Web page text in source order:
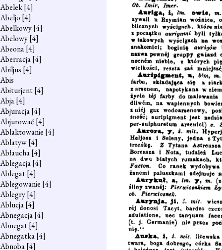
Abelek[4]
Abeljo [4]
Abelkowy[4]
Abelowy[4]
Abeona[4]
Aberracja[4]
Abiljus [4]
Abis
Abiturjent[4]
Abja[4]
Abjuracja[4]
Abjurować [4]
Ablaktowanie [4]
Ablatyw[4]
Abłaucha[4]
Ablegacja[4]
Ablegat[4]
Ablegowanie [4]
Ablegry[4]
Ablucja[4]
Abnegacja[4]
Abnegat[4]
Abnegatka[4]
Abnoba[4]